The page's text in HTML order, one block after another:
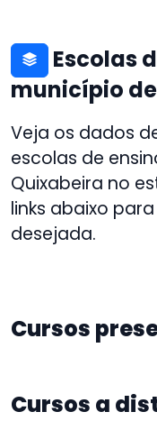
Escolas
município
Veja os dados
escolas de
Quixabeira no
links abaixo
desejada.
Cursos
Cursos a